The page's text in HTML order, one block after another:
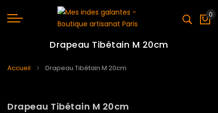
0
Drapeau Tibétain M 20cm
Accueil Drapeau Tibétain M 20cm
Drapeau Tibétain M 20cm
to
to